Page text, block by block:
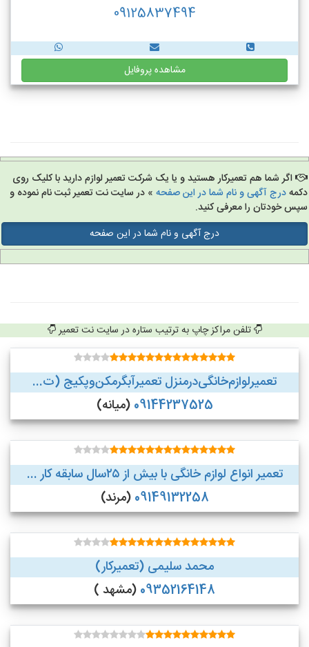
09125837494
مشاهده پروفایل
اگر شما هم تعمیرکار هستید و یا یک شرکت تعمیر لوازم دارید با کلیک روی
درج آگهی و نام شما در این صفحه» در سایت نت تعمیر ثبت نام نموده و
خودتان را معرفی کنید.
درج آگهی و نام شما در این صفحه
تلفن مراکز چاپ به ترتیب ستاره در سایت نت تعمیر
تعمیر‌لوازم‌‌خانگی‌در‌منزل‌ تعمیر‌آبگرمکن‌وپکیج (ت...
09144237525(میانه)
تعمیر انواع لوازم خانگی با بیش از ۲۵سال سابقه کار ...
09149132258(مرند)
محمد سلیمی (تعمیرکار)
09352164148(مشهد )